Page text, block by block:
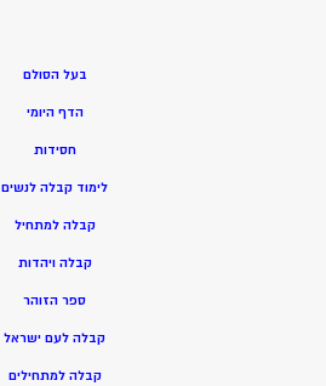
בעל הסולם
הדף היומי
חסידות
לימוד קבלה לנשים
קבלה למתחיל
קבלה ויהדות
ספר הזוהר
קבלה לעם ישראל
קבלה למתחילים